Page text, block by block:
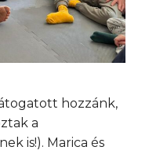
hozzánk,
a
is!). Marica és